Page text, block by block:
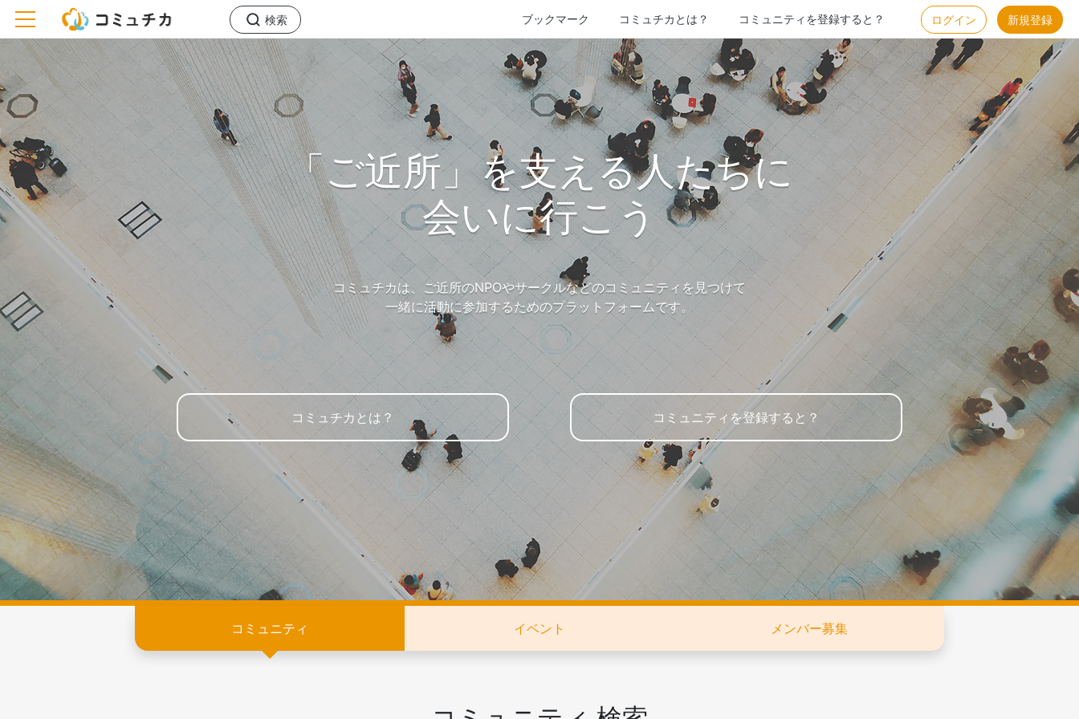
toggle navigation 検索 ブックマーク コミュチカとは？ コミュニティを登録すると？ ログイン 新規登録
「ご近所」を支える人たちに
会いに行こう
コミュチカは、ご近所のNPOやサークルなどのコミュニティを見つけて
一緒に活動に参加するためのプラットフォームです。
コミュチカとは？ コミュニティを登録すると？
コミュニティ イベント メンバー募集